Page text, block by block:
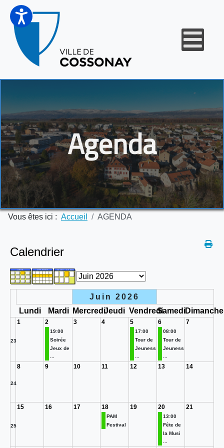
Agenda
Vous êtes ici : Accueil AGENDA
Calendrier
Juin 2026
Lundi
Mardi MercrediJeudi VendrediSamediDimanche
23
1 2
19:00
Soirée
Jeux de
...
3 4 5
17:00
Tour de
Jeuness
...
6
08:00
Tour de
Jeuness
...
7
24
8 9 10 11 12 13 14
25
15 16 17 18
PAM
Festival
19 20
13:00
Fête de
la Musi
...
21